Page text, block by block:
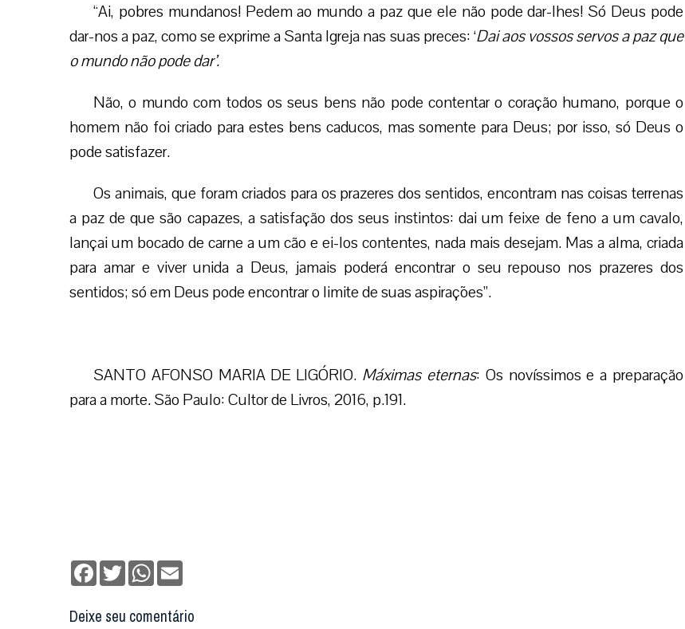
“Ai, pobres mundanos! Pedem ao mundo a paz que ele não pode dar-lhes! Só Deus pode
dar-nos a paz, como se exprime a Santa Igreja nas suas preces: ‘Dai aos vossos servos a paz que
o mundo não pode dar’.
Não, o mundo com todos os seus bens não pode contentar o coração humano, porque o
homem não foi criado para estes bens caducos, mas somente para Deus; por isso, só Deus o
pode satisfazer.
Os animais, que foram criados para os prazeres dos sentidos, encontram nas coisas terrenas
a paz de que são capazes, a satisfação dos seus instintos: dai um feixe de feno a um cavalo,
lançai um bocado de carne a um cão e ei-los contentes, nada mais desejam. Mas a alma, criada
para amar e viver unida a Deus, jamais poderá encontrar o seu repouso nos prazeres dos
sentidos; só em Deus pode encontrar o limite de suas aspirações”.
SANTO AFONSO MARIA DE LIGÓRIO. Máximas eternas: Os novíssimos e a preparação
para a morte.São Paulo: Cultor de Livros, 2016, p.191.
Facebook
TwitterWhatsApp
Deixe seu comentário